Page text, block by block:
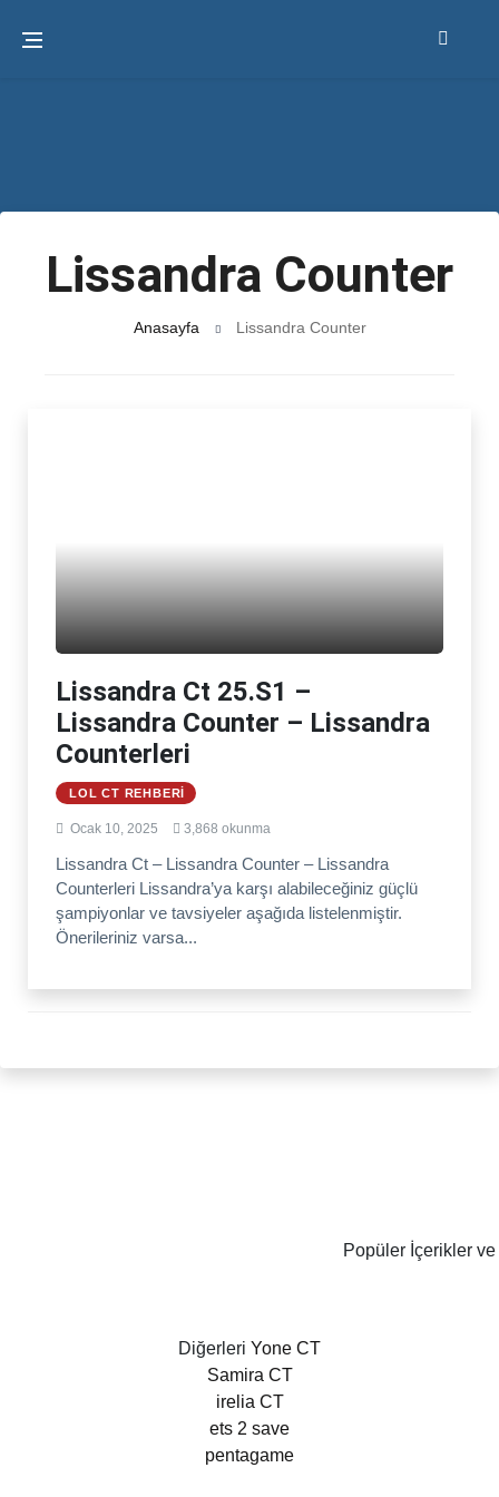
Lissandra Counter
Anasayfa Lissandra Counter
Lissandra Ct 25.S1 –
Lissandra Counter – Lissandra
Counterleri
LOL CT REHBERI
Ocak 10, 2025 3,868 okunma
Lissandra Ct – Lissandra Counter – Lissandra
Counterleri Lissandra’ya karşı alabileceğiniz güçlü
şampiyonlar ve tavsiyeler aşağıda listelenmiştir.
Önerileriniz varsa...
Popüler İçerikler ve
Diğerleri Yone CT
Samira CT
irelia CT
ets 2 save
pentagame